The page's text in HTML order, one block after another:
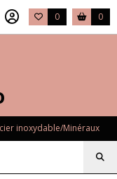
0 0
inoxydable/Minéraux